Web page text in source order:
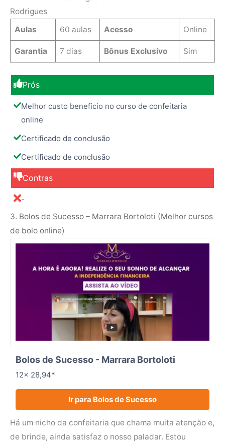
Rodrigues
Aulas
60 aulas Acesso Online
Garantia 7 dias Bônus Exclusivo Sim
Prós
Melhor custo benefício no curso de confeitaria
online
Certificado de conclusão
Certificado de conclusão
Contras
-
3. Bolos de Sucesso – Marrara Bortoloti (Melhor cursos
de bolo online)
Bolos de Sucesso - Marrara Bortoloti
12x 28,94*
Ir para Bolos de Sucesso
Há um nicho da confeitaria que chama muita atenção e,
de brinde, ainda satisfaz o nosso paladar. Estou